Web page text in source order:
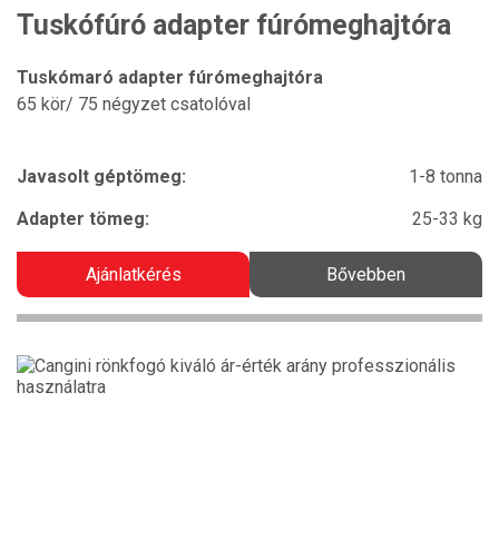
Tuskófúró adapter fúrómeghajtóra
Tuskómaró adapter fúrómeghajtóra
65 kör/ 75 négyzet csatolóval
Javasolt géptömeg:
1-8 tonna
Adapter tömeg:
25-33 kg
Ajánlatkérés Bővebben